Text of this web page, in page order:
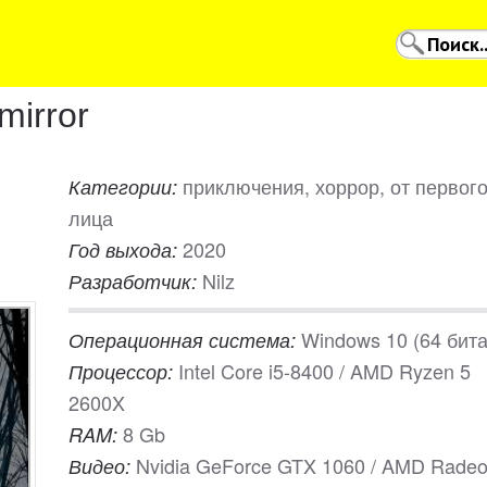
Категории: приключения, хоррор, от первого
лица
Год выхода: 2020
Разработчик: Nilz
Операционная система: Windows 10 (64
Процессор: Intel Core i5-8400 / AMD Ryzen 5
2600X
RAM: 8 Gb
Видео: Nvidia GeForce GTX 1060 / AMD